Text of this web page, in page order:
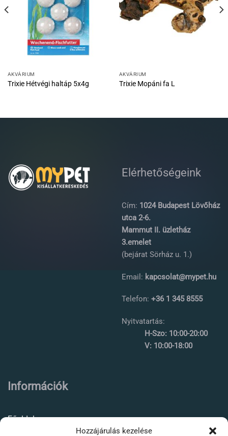
Hozzájárulás kezelése
AKVÁRIUM
Trixie Hétvégi haltáp 5x4g
AKVÁRIUM
Trixie Mopáni fa L
Elérhetőségeink
Cím: 1024 Budapest Lövőház
utca 2-6.
Mammut II. üzletház
3.emelet
(bejárat Sörház u. 1.)
Email: kapcsolat@mypet.hu
Telefon: +36 1 345 8555
Nyitvatartás:
H-Szo: 10:00-20:00
V: 10:00-18:00
Információk
Főoldal